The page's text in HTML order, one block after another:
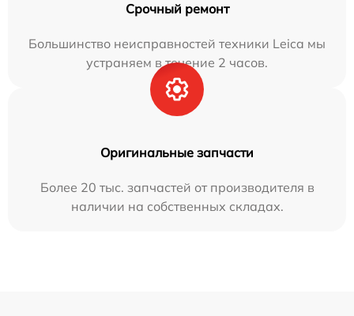
Срочный ремонт
Большинство неисправностей техники Leica мы
устраняем в течение 2 часов.
Оригинальные запчасти
Более 20 тыс. запчастей от производителя в
наличии на собственных складах.